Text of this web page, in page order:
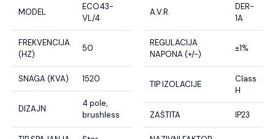
MODEL
ECO43-
VL/4
FREKVENCIJA
(HZ)
50
SNAGA (KVA) 1520
DIZAJN
4 pole,
brushless
A.V.R.
DER-
1A
REGULACIJA
NAPONA (+/-)
±1%
TIP IZOLACIJE
Class
H
ZAŠTITA IP23